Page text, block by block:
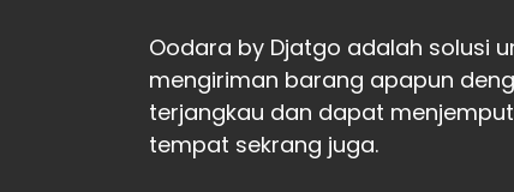
Oodara by Djatgo adalah solusi
mengiriman barang apapun
terjangkau dan dapat
tempat sekrang juga.